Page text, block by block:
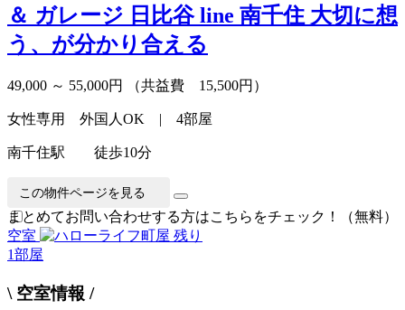
＆ ガレージ 日比谷 line 南千住 大切に想
う、が分かり合える
49,000 ～ 55,000円 （共益費 15,500円）
女性専用 外国人OK | 4部屋
南千住駅 徒歩10分
この物件ページを見る
まとめてお問い合わせする方はこちらをチェック！（無料）
空室
残り
1部屋
\ 空室情報 /